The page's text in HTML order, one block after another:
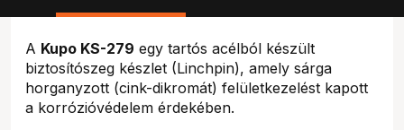
A Kupo KS-279 egy tartós acélból készült
biztosítószeg készlet (Linchpin), amely sárga
horganyzott (cink-dikromát) felületkezelést kapott
a korrózióvédelem érdekében.